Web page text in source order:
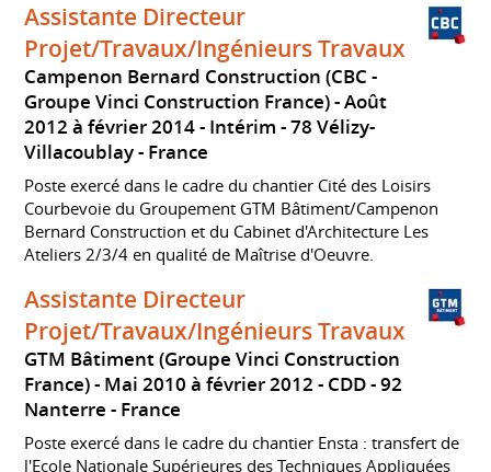
Assistante Directeur
Projet/Travaux/Ingénieurs Travaux
Campenon Bernard Construction (CBC -
Groupe Vinci Construction France)
Août
2012 à février 2014 Intérim
78 Vélizy-
Villacoublay
France
Poste exercé dans le cadre du chantier Cité des Loisirs
Courbevoie du Groupement GTM Bâtiment/Campenon
Bernard Construction et du Cabinet d'Architecture Les
Ateliers 2/3/4 en qualité de Maîtrise d'Oeuvre.
Assistante Directeur
Projet/Travaux/Ingénieurs Travaux
GTM Bâtiment (Groupe Vinci Construction
France)
Mai 2010 à février 2012 CDD
92
Nanterre
France
Poste exercé dans le cadre du chantier Ensta : transfert de
l'Ecole Nationale Supérieures des Techniques Appliquées